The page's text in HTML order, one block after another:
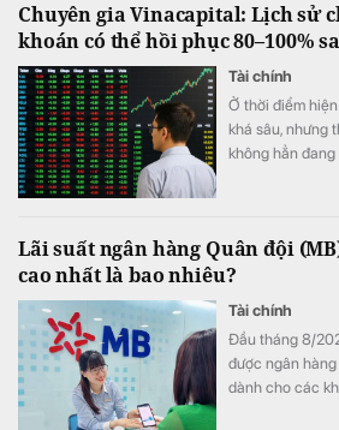
Chuyên gia Vinacapital: Lịch sử
khoán có thể hồi phục 80–100%
Tài chính
Ở thời điểm
khá sâu, nhưng
không hẳn
Lãi suất ngân hàng Quân đội
cao nhất là bao nhiêu?
Tài chính
Đầu tháng 8/
được ngân
dành cho các